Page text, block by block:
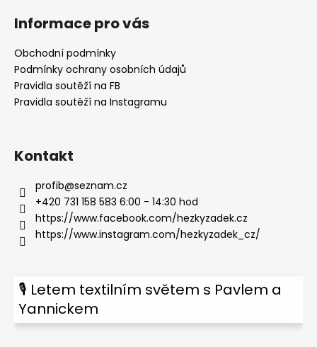
Informace pro vás
Obchodní podmínky
Podmínky ochrany osobních údajů
Pravidla soutěží na FB
Pravidla soutěží na Instagramu
Kontakt
profib@seznam.cz
+420 731 158 583 6:00 - 14:30 hod
https://www.facebook.com/hezkyzadek.cz
https://www.instagram.com/hezkyzadek_cz/
🎙 Letem textilním světem s Pavlem a
Yannickem